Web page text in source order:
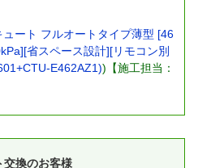
ュート フルオートタイプ薄型 [46
省スペース設計][リモコン別
E462AZ1))【施工担当：
交換のお客様